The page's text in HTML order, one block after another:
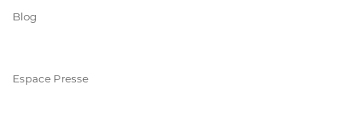
Blog
Espace Presse